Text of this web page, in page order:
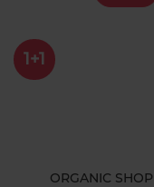
1+1
ORGANIC SHOP